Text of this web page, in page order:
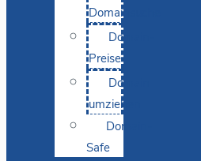
Domainsuche
Domain-
Preise
Domain
umziehen
Domain-
Safe